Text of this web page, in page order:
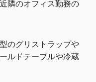
隣のオフィス勤務の
のグリストラップや
ルドテーブルや冷蔵